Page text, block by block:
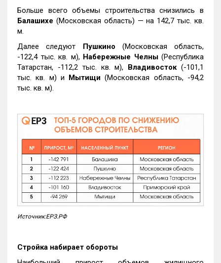
Больше всего объемы строительства снизились в
Балашихе (Московская область) — на 142,7 тыс. кв.
м.
Далее следуют Пушкино (Московская область,
-122,4 тыс. кв. м), Набережные Челны(Республика
Татарстан, -112,2 тыс. кв. м), Владивосток(-101,1
тыс. кв. м) и Мытищи (Московская область, -94,2
тыс. кв. м).
Источник:ЕРЗ.РФ
Стройка набирает обороты